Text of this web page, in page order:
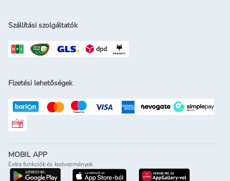
Szállítási szolgáltatók
Fizetési lehetőségek
Rossmann ajándékkártya
MOBIL APP
Extra funkciók és kedvezmények
letöltés a google-play-rölletöltés az app-store-ból
letöltés